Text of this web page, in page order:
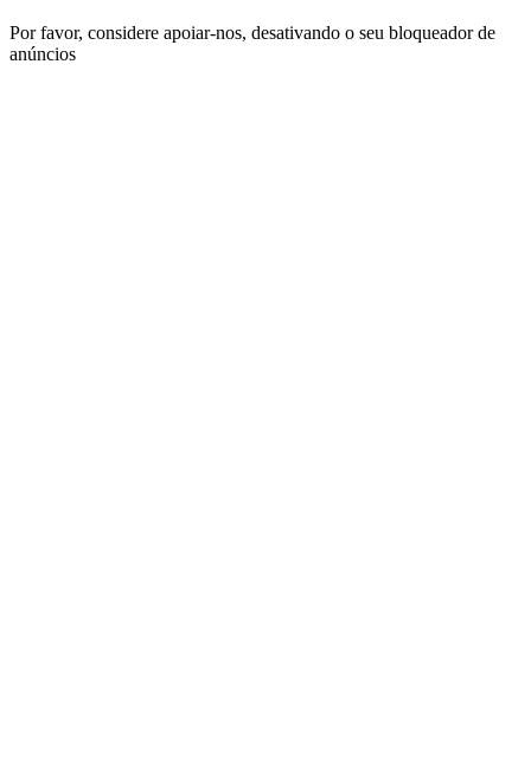
Por favor, considere apoiar-nos, desativando o seu bloqueador de
anúncios